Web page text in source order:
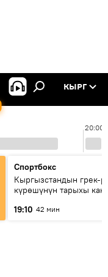
КЫРГ
20:00
Спортбокс
Кыргызстандын грек-
күрөшүнүн тарыхы
19:10 42 мин